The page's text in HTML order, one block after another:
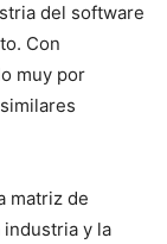
del software
Con
muy por
matriz de
y la